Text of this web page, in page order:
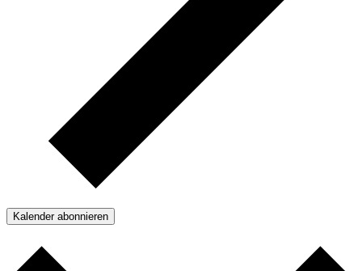
Kalender abonnieren